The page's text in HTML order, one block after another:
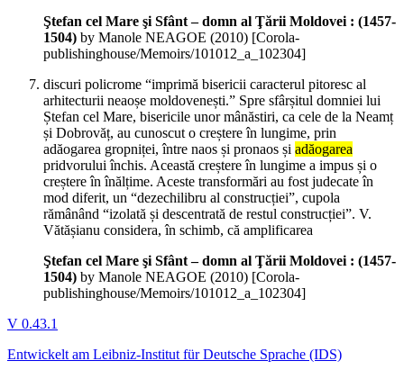
Ştefan cel Mare şi Sfânt – domn al Ţării Moldovei : (1457-
1504) by Manole NEAGOE (2010) [Corola-
publishinghouse/Memoirs/101012_a_102304]
discuri policrome “imprimă bisericii caracterul pitoresc al
arhitecturii neaoșe moldovenești.” Spre sfârșitul domniei lui
Ștefan cel Mare, bisericile unor mânăstiri, ca cele de la Neamț
și Dobrovăț, au cunoscut o creștere în lungime, prin
adăogarea gropniței, între naos și pronaos și adăogarea
pridvorului închis. Această creștere în lungime a impus și o
creștere în înălțime. Aceste transformări au fost judecate în
mod diferit, un “dezechilibru al construcției”, cupola
rămânând “izolată și descentrată de restul construcției”. V.
Vătășianu considera, în schimb, că amplificarea
Ştefan cel Mare şi Sfânt – domn al Ţării Moldovei : (1457-
1504) by Manole NEAGOE (2010) [Corola-
publishinghouse/Memoirs/101012_a_102304]
V 0.43.1
Entwickelt am Leibniz-Institut für Deutsche Sprache (IDS)